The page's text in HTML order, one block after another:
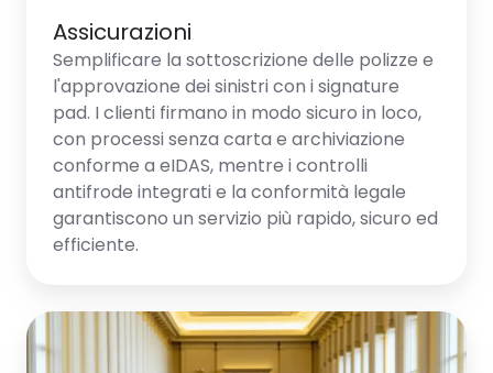
Assicurazioni
Semplificare la sottoscrizione delle polizze e
l'approvazione dei sinistri con i signature
pad. I clienti firmano in modo sicuro in loco,
con processi senza carta e archiviazione
conforme a eIDAS, mentre i controlli
antifrode integrati e la conformità legale
garantiscono un servizio più rapido, sicuro ed
efficiente.
Settore
pubblico